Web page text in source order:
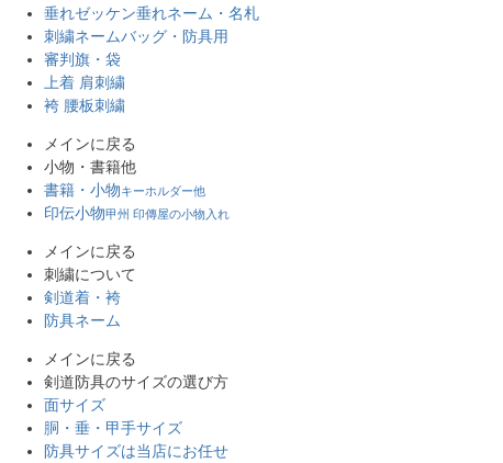
垂れゼッケン垂れネーム・名札
刺繍ネームバッグ・防具用
審判旗・袋
上着 肩刺繍
袴 腰板刺繍
メインに戻る
小物・書籍他
書籍・小物キーホルダー他
印伝小物甲州 印傳屋の小物入れ
メインに戻る
刺繍について
剣道着・袴
防具ネーム
メインに戻る
剣道防具のサイズの選び方
面サイズ
胴・垂・甲手サイズ
防具サイズは当店にお任せ